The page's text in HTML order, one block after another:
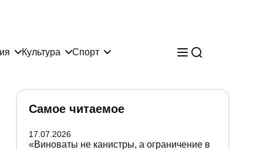
Культура Спорт
Самое читаемое
17.07.2026
«Виноваты не канистры, а ограничение в